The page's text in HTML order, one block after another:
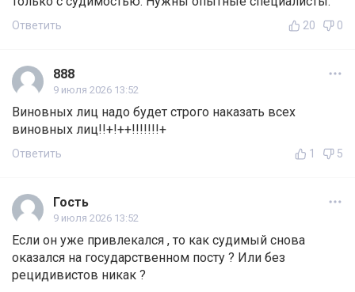
Ответить 20 0
888
9 июля 2026 13:52
Виновных лиц надо будет строго наказать всех
виновных лиц!!+!++!!!!!!!+
Ответить 1 5
Гость
9 июля 2026 13:52
Если он уже привлекался , то как судимый снова
оказался на государственном посту ? Или без
рецидивистов никак ?